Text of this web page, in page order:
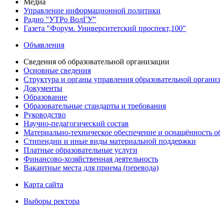
Медиа
Управление информационной политики
Радио "УТРо ВолГУ"
Газета "Форум. Университетский проспект,100"
Объявления
Сведения об образовательной организации
Основные сведения
Структура и органы управления образовательной
Документы
Образование
Образовательные стандарты и требования
Руководство
Научно-педагогический состав
Материально-техническое обеспечение и оснащённость
Стипендии и иные виды материальной поддержки
Платные образовательные услуги
Финансово-хозяйственная деятельность
Вакантные места для приема (перевода)
Карта сайта
Выборы ректора